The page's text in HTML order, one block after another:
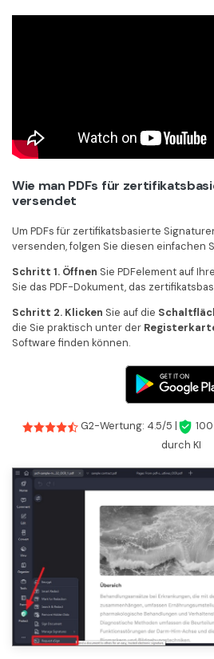
Wie man PDFs für
versendet
Um PDFs für zertifikatsbasierte
versenden, folgen Sie diesen einfachen
Schritt 1. Öffnen Sie PDFelement auf
Sie das PDF-Dokument, das
Schritt 2. Klicken Sie auf die
die Sie praktisch unter der
Software finden können.
G2-Wertung: 4.5/5 |
durch KI